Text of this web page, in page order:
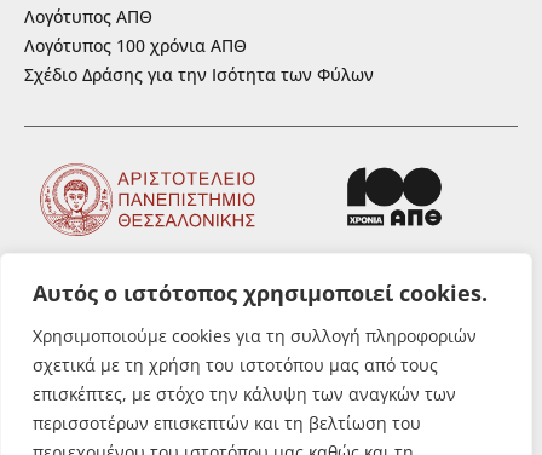
Αυτός ο ιστότοπος χρησιμοποιεί cookies.
Χρησιμοποιούμε cookies για τη συλλογή πληροφοριών
σχετικά με τη χρήση του ιστοτόπου μας από τους
επισκέπτες, με στόχο την κάλυψη των αναγκών των
περισσοτέρων επισκεπτών και τη βελτίωση του
Λογότυπος ΑΠΘ
Λογότυπος 100 χρόνια ΑΠΘ
Σχέδιο Δράσης για την Ισότητα των Φύλων